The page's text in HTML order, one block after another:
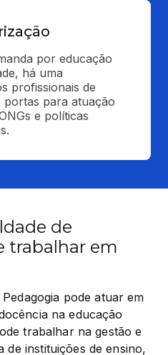
por educação
há uma
profissionais de
portas para atuação
e políticas
de
trabalhar em
pode atuar em
na educação
trabalhar na gestão e
de instituições de ensino,